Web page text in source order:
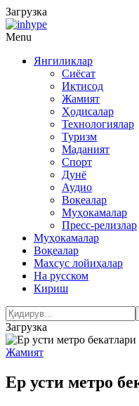
Загрузка
Menu
Янгиликлар
Сиёсат
Иқтисод
Жамият
Ҳодисалар
Технологиялар
Туризм
Маданият
Спорт
Дунё
Аудио
Воқеалар
Муҳокамалар
Пресс-релизлар
Муҳокамалар
Воқеалар
Махсус лойиҳалар
На русском
Кириш
Загрузка
Жамият
Ер усти метро